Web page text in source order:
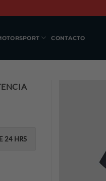
CONTACTO
24 HRS